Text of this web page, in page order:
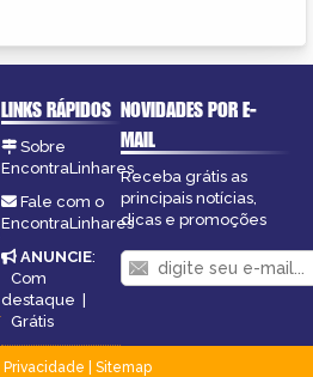
LINKS RÁPIDOS
Sobre
EncontraLinhares
Fale com o
EncontraLinhares
ANUNCIE:
Com
destaque |
Grátis
NOVIDADES POR E-
MAIL
Receba grátis as
principais notícias,
dicas e promoções
Privacidade
Sitemap